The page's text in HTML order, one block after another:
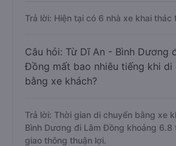
Trả lời: Hiện tại có 6 nhà xe khai thác
Câu hỏi: Từ Dĩ An - Bình Dương
Đồng mất bao nhiêu tiếng khi di
bằng xe khách?
Trả lời: Thời gian di chuyển bằng xe
Bình Dương đi Lâm Đồng khoảng 6.8
giao thông thuận lợi.